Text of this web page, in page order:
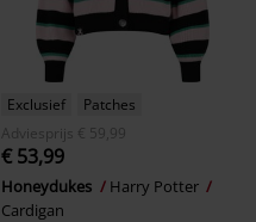
Exclusief
Patches
Adviesprijs
€ 59,99
€ 53,99
Honeydukes
Harry Potter
Cardigan